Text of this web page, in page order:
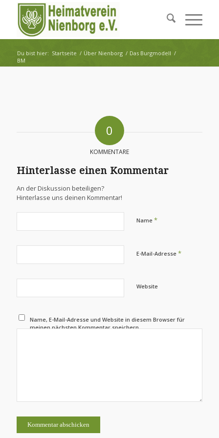
Du bist hier: Startseite / Über Nienborg / Das Burgmodell /
BM
0
KOMMENTARE
Hinterlasse einen Kommentar
An der Diskussion beteiligen?
Hinterlasse uns deinen Kommentar!
Name *
E-Mail-Adresse *
Website
Name, E-Mail-Adresse und Website in diesem Browser für
meinen nächsten Kommentar speichern.